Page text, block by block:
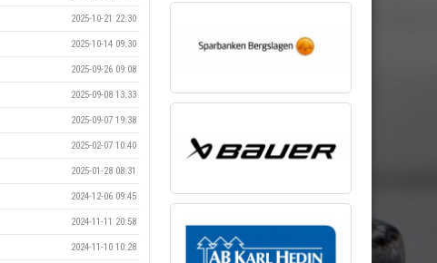
2025-10-21 22:30
2025-10-14 09:30
2025-09-26 09:08
2025-09-08 13:33
2025-09-07 19:38
2025-02-07 10:40
2025-01-28 08:31
2024-12-06 09:45
2024-11-11 20:58
2024-11-10 10:28